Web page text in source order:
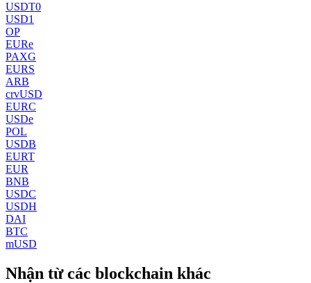
USDT0
USD1
OP
EURe
PAXG
EURS
ARB
crvUSD
EURC
USDe
POL
USDB
EURT
EUR
BNB
USDC
USDH
DAI
BTC
mUSD
Nhận từ các blockchain khác